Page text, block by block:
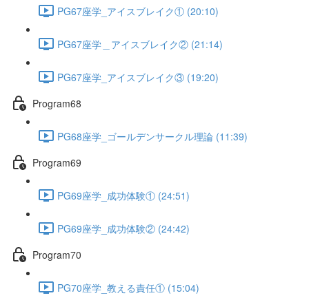
PG67座学_アイスブレイク① (20:10)
PG67座学＿アイスブレイク② (21:14)
PG67座学_アイスブレイク③ (19:20)
Program68
PG68座学_ゴールデンサークル理論 (11:39)
Program69
PG69座学_成功体験① (24:51)
PG69座学_成功体験② (24:42)
Program70
PG70座学_教える責任① (15:04)